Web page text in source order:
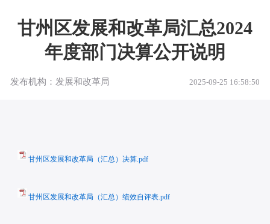
甘州区发展和改革局汇总2024
年度部门决算公开说明
发布机构：发展和改革局 2025-09-25 16:58:50
甘州区发展和改革局（汇总）决算.pdf
甘州区发展和改革局（汇总）绩效自评表.pdf